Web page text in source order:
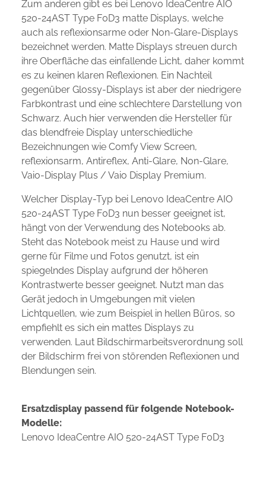
Zum anderen gibt es bei Lenovo IdeaCentre AIO
520-24AST Type F0D3 matte Displays, welche
auch als reflexionsarme oder Non-Glare-Displays
bezeichnet werden. Matte Displays streuen durch
ihre Oberfläche das einfallende Licht, daher kommt
es zu keinen klaren Reflexionen. Ein Nachteil
gegenüber Glossy-Displays ist aber der niedrigere
Farbkontrast und eine schlechtere Darstellung von
Schwarz. Auch hier verwenden die Hersteller für
das blendfreie Display unterschiedliche
Bezeichnungen wie Comfy View Screen,
reflexionsarm, Antireflex, Anti-Glare, Non-Glare,
Vaio-Display Plus / Vaio Display Premium.
Welcher Display-Typ bei Lenovo IdeaCentre AIO
520-24AST Type F0D3 nun besser geeignet ist,
hängt von der Verwendung des Notebooks ab.
Steht das Notebook meist zu Hause und wird
gerne für Filme und Fotos genutzt, ist ein
spiegelndes Display aufgrund der höheren
Kontrastwerte besser geeignet. Nutzt man das
Gerät jedoch in Umgebungen mit vielen
Lichtquellen, wie zum Beispiel in hellen Büros, so
empfiehlt es sich ein mattes Displays zu
verwenden. Laut Bildschirmarbeitsverordnung soll
der Bildschirm frei von störenden Reflexionen und
Blendungen sein.
Ersatzdisplay passend für folgende Notebook-
Modelle:
Lenovo IdeaCentre AIO 520-24AST Type F0D3